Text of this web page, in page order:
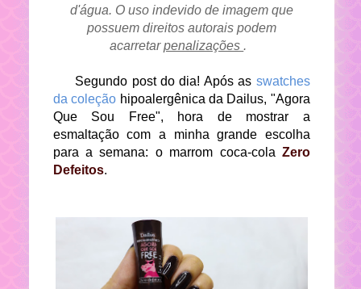
d'água. O uso indevido de imagem que
possuem direitos autorais podem
acarretarpenalizações .
Segundo post do dia! Após as swatches
da coleção hipoalergênica da Dailus, "Agora
Que Sou Free", hora de mostrar a
esmaltação com a minha grande escolha
para a semana: o marrom coca-cola Zero
Defeitos.